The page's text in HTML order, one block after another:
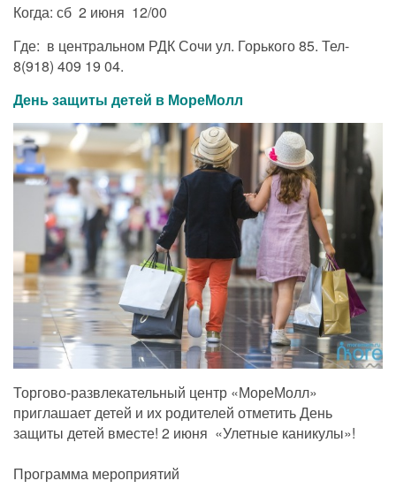
Когда: сб 2 июня 12/00
Где: в центральном РДК Сочи ул. Горького 85. Тел-
8(918) 409 19 04.
День защиты детей в МореМолл
Торгово-развлекательный центр «МореМолл»
приглашает детей и их родителей отметить День
защиты детей вместе! 2 июня «Улетные каникулы»!
Программа мероприятий